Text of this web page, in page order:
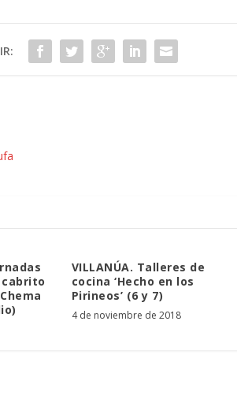
VILLANÚA. Talleres de
cocina ‘Hecho en los
Pirineos’ (6 y 7)
4 de noviembre de 2018